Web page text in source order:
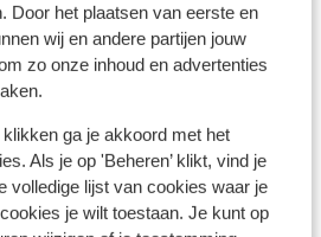
Door het plaatsen van eerste en
wij en andere partijen jouw
zo onze inhoud en advertenties
ga je akkoord met het
Als je op 'Beheren’ klikt, vind je
volledige lijst van cookies waar je
je wilt toestaan. Je kunt op